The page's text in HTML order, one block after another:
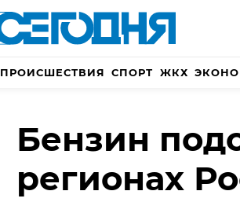
ПРОИСШЕСТВИЯ СПОРТ ЖКХ
Бензин
регионах